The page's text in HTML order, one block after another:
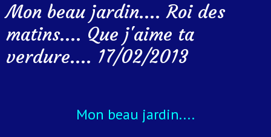
Mon beau jardin.... Roi des
matins.... Que j'aime ta
verdure.... 17/02/2013
Mon beau jardin....